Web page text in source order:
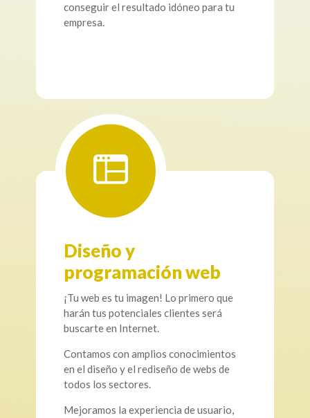
conseguir el resultado idóneo para tu
empresa.
Diseño y
programación web
¡Tu web es tu imagen! Lo primero que
harán tus potenciales clientes será
buscarte en Internet.
Contamos con amplios conocimientos
en el diseño y el rediseño de webs de
todos los sectores.
Mejoramos la experiencia de usuario,